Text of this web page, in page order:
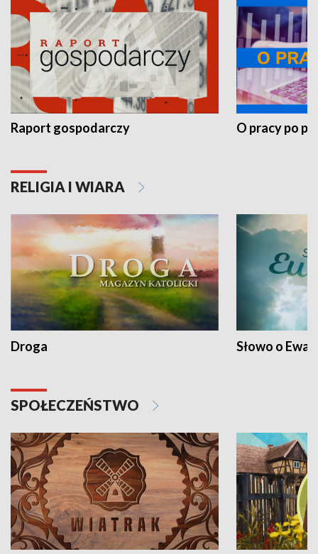
Raport gospodarczy O pracy po
RELIGIA I WIARA
Droga Słowo o
SPOŁECZEŃSTWO